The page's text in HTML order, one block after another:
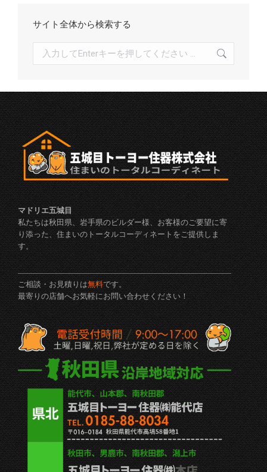
サイト全体から検索する
マドリエ五城目
私たちは秋田県、岩手県のビルダー様、お客様のご要望に寄
り添った、住まいのトータルコーディネートをご提供しま
す。
ご相談・お見積りは無料です。
最寄りの店舗へお気軽にお問い合わせください！